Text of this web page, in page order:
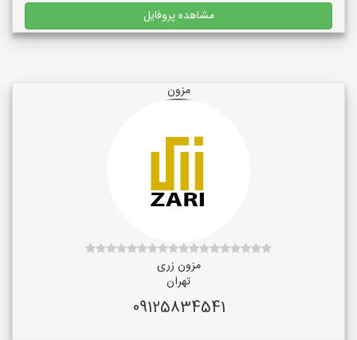
مشاهده پروفایل
مزون
مزون زری
تهران
09125834541